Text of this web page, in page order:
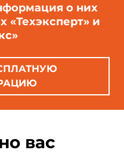
о них
«Техэксперт» и
вас